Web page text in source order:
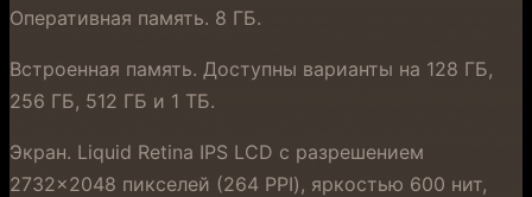
Оперативная память. 8 ГБ.
Встроенная память. Доступны варианты на 128 ГБ,
256 ГБ, 512 ГБ и 1 ТБ.
Экран. Liquid Retina IPS LCD с разрешением
2732×2048 пикселей (264 PPI), яркостью 600 нит,